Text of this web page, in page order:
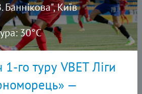
Баннікова", Київ
30°C
1-го туру VBET Ліги
—